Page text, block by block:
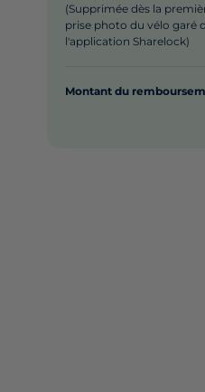
(Supprimée dès la
prise photo du vélo garé
l'application Sharelock)
Montant du